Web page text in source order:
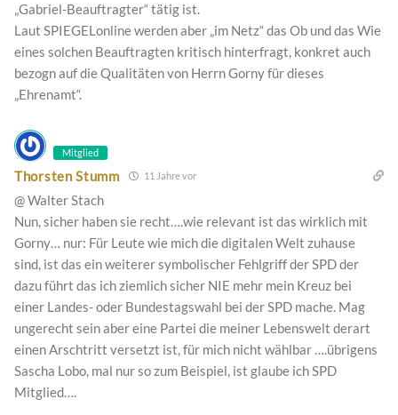
„Gabriel-Beauftragter“ tätig ist.
Laut SPIEGELonline werden aber „im Netz“ das Ob und das Wie
eines solchen Beauftragten kritisch hinterfragt, konkret auch
bezogn auf die Qualitäten von Herrn Gorny für dieses
„Ehrenamt“.
Mitglied
Thorsten Stumm 11 Jahre vor
@ Walter Stach
Nun, sicher haben sie recht….wie relevant ist das wirklich mit
Gorny… nur: Für Leute wie mich die digitalen Welt zuhause
sind, ist das ein weiterer symbolischer Fehlgriff der SPD der
dazu führt das ich ziemlich sicher NIE mehr mein Kreuz bei
einer Landes- oder Bundestagswahl bei der SPD mache. Mag
ungerecht sein aber eine Partei die meiner Lebenswelt derart
einen Arschtritt versetzt ist, für mich nicht wählbar ….übrigens
Sascha Lobo, mal nur so zum Beispiel, ist glaube ich SPD
Mitglied….